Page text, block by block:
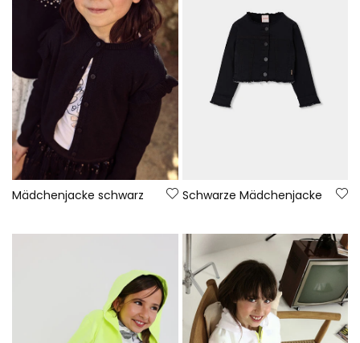
Mädchenjacke schwarz Schwarze Mädchenjacke